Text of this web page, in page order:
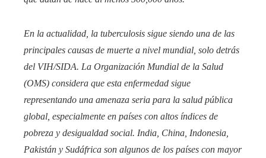
En la actualidad, la tuberculosis sigue siendo una de las
principales causas de muerte a nivel mundial, solo detrás
del VIH/SIDA. La Organización Mundial de la Salud
(OMS) considera que esta enfermedad sigue
representando una amenaza seria para la salud pública
global, especialmente en países con altos índices de
pobreza y desigualdad social. India, China, Indonesia,
Pakistán y Sudáfrica son algunos de los países con mayor